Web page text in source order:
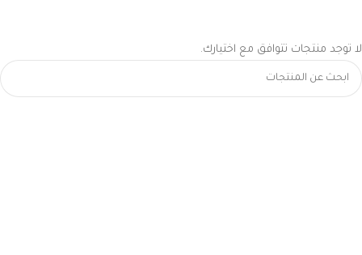
لا توجد منتجات تتوافق مع اختيارك.